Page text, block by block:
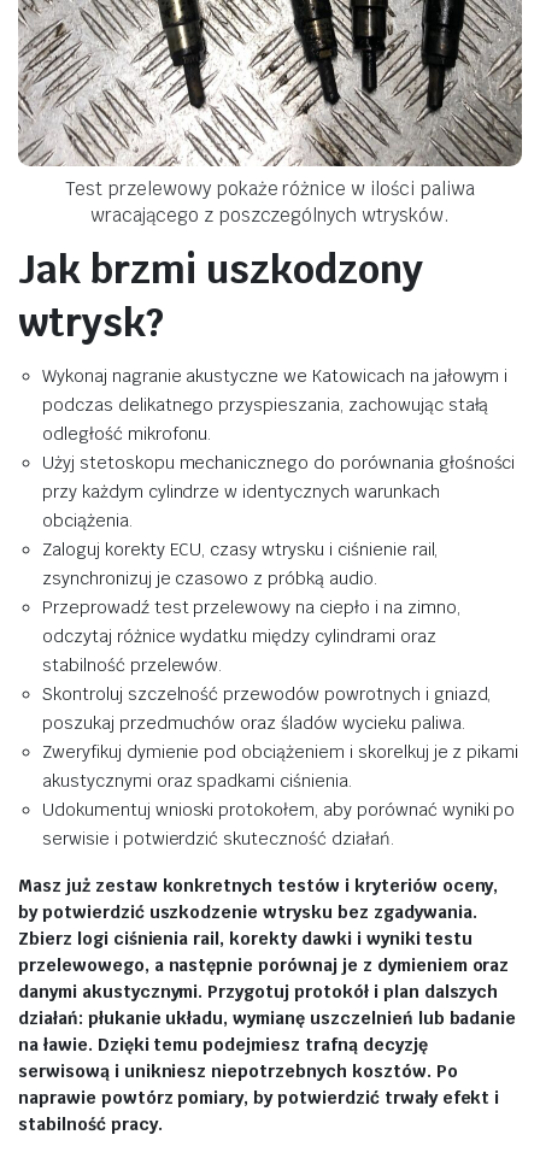
Test przelewowy pokaże różnice w ilości paliwa
wracającego z poszczególnych wtrysków.
Jak brzmi uszkodzony
wtrysk?
Wykonaj nagranie akustyczne we Katowicach na jałowym i
podczas delikatnego przyspieszania, zachowując stałą
odległość mikrofonu.
Użyj stetoskopu mechanicznego do porównania głośności
przy każdym cylindrze w identycznych warunkach
obciążenia.
Zaloguj korekty ECU, czasy wtrysku i ciśnienie rail,
zsynchronizuj je czasowo z próbką audio.
Przeprowadź test przelewowy na ciepło i na zimno,
odczytaj różnice wydatku między cylindrami oraz
stabilność przelewów.
Skontroluj szczelność przewodów powrotnych i gniazd,
poszukaj przedmuchów oraz śladów wycieku paliwa.
Zweryfikuj dymienie pod obciążeniem i skorelkuj je z pikami
akustycznymi oraz spadkami ciśnienia.
Udokumentuj wnioski protokołem, aby porównać wyniki po
serwisie i potwierdzić skuteczność działań.
Masz już zestaw konkretnych testów i kryteriów oceny,
by potwierdzić uszkodzenie wtrysku bez zgadywania.
Zbierz logi ciśnienia rail, korekty dawki i wyniki testu
przelewowego, a następnie porównaj je z dymieniem oraz
danymi akustycznymi. Przygotuj protokół i plan dalszych
działań: płukanie układu, wymianę uszczelnień lub badanie
na ławie. Dzięki temu podejmiesz trafną decyzję
serwisową i unikniesz niepotrzebnych kosztów. Po
naprawie powtórz pomiary, by potwierdzić trwały efekt i
stabilność pracy.